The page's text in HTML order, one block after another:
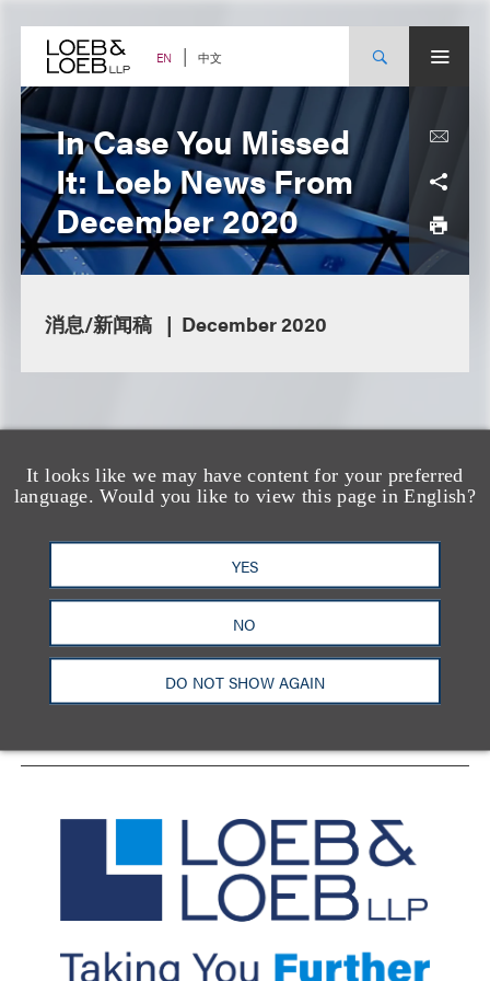
content EN 中文
It looks like we may have content for your preferred
language. Would you like to view this page in English?
YES
NO
DO NOT SHOW AGAIN
In Case You Missed
It: Loeb News From
December 2020
消息/新闻稿 December 2020
芝加哥
华盛顿特区
旧金山 泰森斯
代表处
香港
Facebook X
联系我们
隐私政策 使用条款 订阅中心